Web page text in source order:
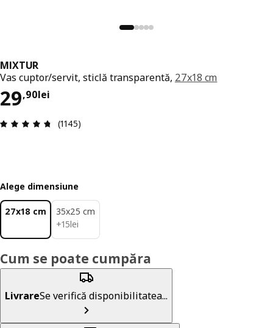
MIXTUR
Vas cuptor/servit, sticlă transparentă, 27x18 cm
29,90lei
Preț 29,90lei
Prezentare generală: 4.7 din 5 stele Total
(1145)
Alege dimensiune
27x18 cm
35x25 cm
+15lei
15lei
Cum se poate cumpăra
LivrareSe verifică disponibilitatea...